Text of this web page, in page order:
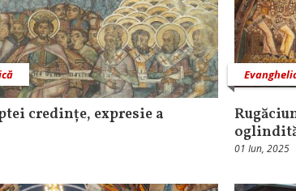
credințe, expresie a
01 Iun, 2025